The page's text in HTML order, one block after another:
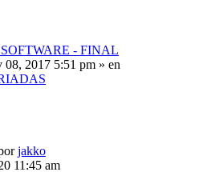
- FINAL
08, 2017 5:51 pm » en
jakko
11:45 am